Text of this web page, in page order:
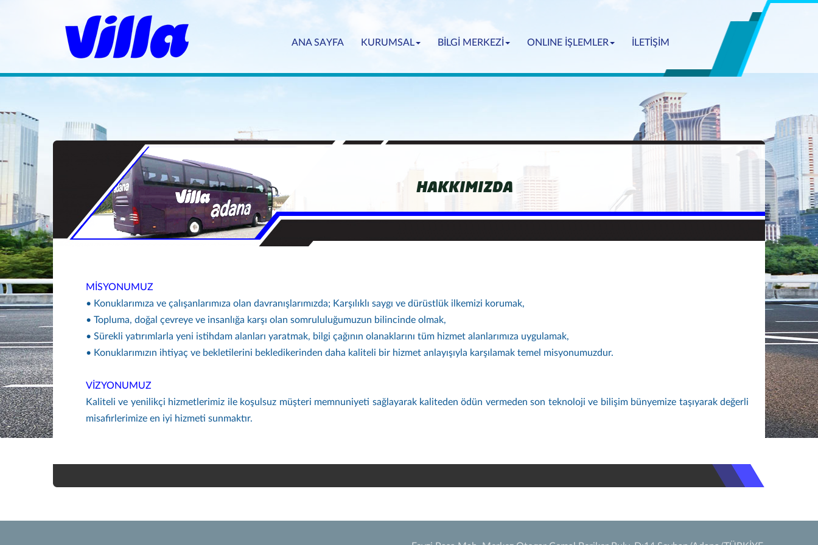
ANA SAYFA(current)KURUMSAL BİLGİ MERKEZİ ONLINE İŞLEMLER İLETİŞİM
HAKKIMIZDA
MİSYONUMUZ
• Konuklarımıza ve çalışanlarımıza olan davranışlarımızda; Karşılıklı saygı ve dürüstlük ilkemizi korumak,
• Topluma, doğal çevreye ve insanlığa karşı olan somrululuğumuzun bilincinde olmak,
• Sürekli yatırımlarla yeni istihdam alanları yaratmak, bilgi çağının olanaklarını tüm hizmet alanlarımıza uygulamak,
• Konuklarımızın ihtiyaç ve bekletilerini bekledikerinden daha kaliteli bir hizmet anlayışıyla karşılamak temel misyonumuzdur.
VİZYONUMUZ
Kaliteli ve yenilikçi hizmetlerimiz ile koşulsuz müşteri memnuniyeti sağlayarak kaliteden ödün vermeden son teknoloji ve bilişim bünyemize taşıyarak değerli
misafirlerimize en iyi hizmeti sunmaktır.